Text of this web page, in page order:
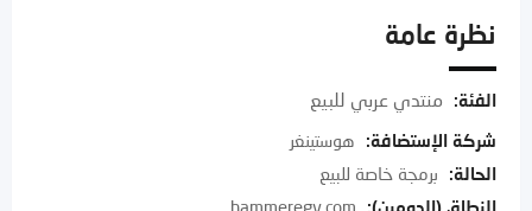
نظرة عامة
الفئة: منتدي عربي للبيع
شركة الإستضافة:
هوستينغر
الحالة:
برمجة خاصة للبيع
النطاق (الدومين):
hammeregy.com